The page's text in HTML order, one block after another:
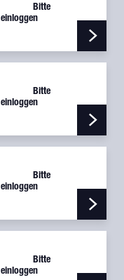
Bitte
einloggen
Bitte
einloggen
Bitte
einloggen
Bitte
einloggen